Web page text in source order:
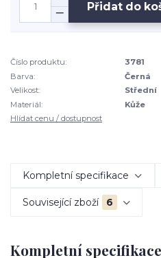
Přidat do
Číslo produktu:
3781
Barva:
Černá
Velikost:
Střední
Materiál:
Kůže
Hlídat cenu / dostupnost
Kompletní specifikace
Související zboží 6
Kompletní specifikace